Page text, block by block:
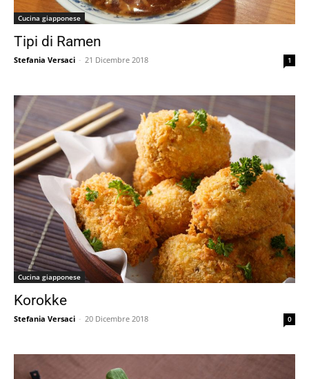
Cucina giapponese
Tipi di Ramen
Stefania Versaci - 21 Dicembre 2018 1
Cucina giapponese
Korokke
Stefania Versaci - 20 Dicembre 2018 0